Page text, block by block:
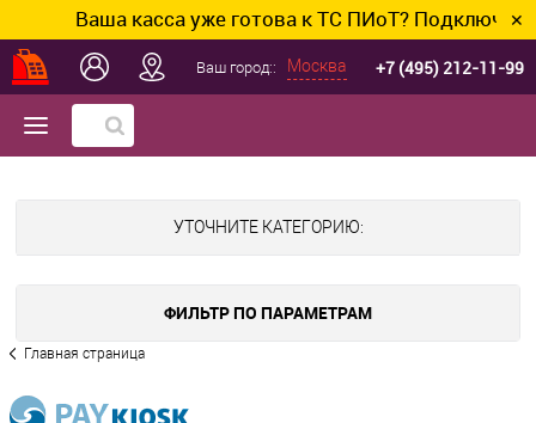
Ваша касса уже готова к ТС ПИоТ? Подключим✕
Ваш город:: Москва +7 (495) 212-11-99
УТОЧНИТЕ КАТЕГОРИЮ:
ФИЛЬТР ПО ПАРАМЕТРАМ
Главная страница